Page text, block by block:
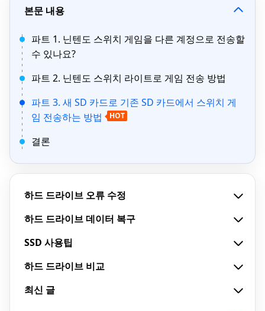
본문 내용
파트 1. 닌텐도 스위치 게임을 다른 계정으로 전송할
수 있나요?
파트 2. 닌텐도 스위치 라이트로 게임 전송 방법
파트 3. 새 SD 카드로 기존 SD 카드에서 스위치 게
임 전송하는 방법
HOT
결론
하드 드라이브 오류 수정
하드 드라이브 데이터 복구
SSD 사용팁
하드 드라이브 비교
최신 글